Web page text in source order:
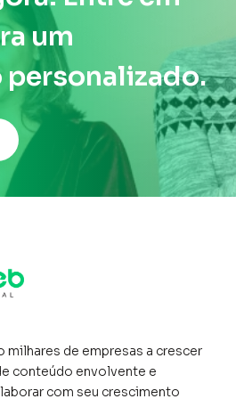
Ao
o algoritmo do
e, com ele, as
para atrair
as suas
O simples ato de
abordagem
seja atraente e
um
milhares de empresas a crescer
conteúdo envolvente e
com seu crescimento